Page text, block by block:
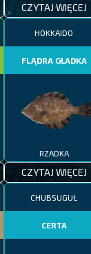
CZYTAJ WIĘCEJ
HOKKAIDO
FLĄDRA GŁADKA
RZADKA
CZYTAJ WIĘCEJ
CHUBSUGUŁ
CERTA